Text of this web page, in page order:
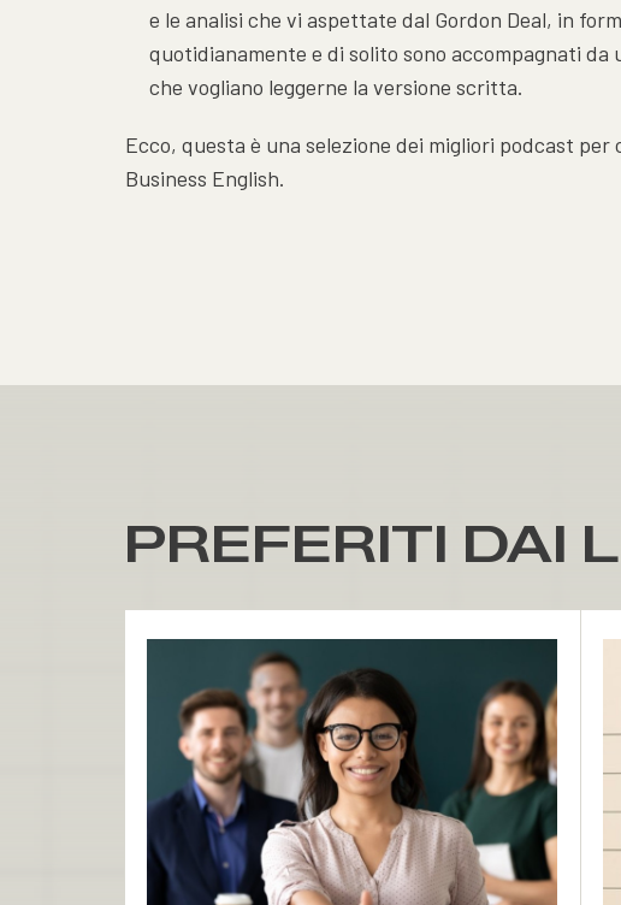
e le analisi che vi aspettate dal Gordon Deal, in
quotidianamente e di solito sono accompagnati da
che vogliano leggerne la versione scritta.
Ecco, questa è una selezione dei migliori podcast
Business English.
PREFERITI DAI